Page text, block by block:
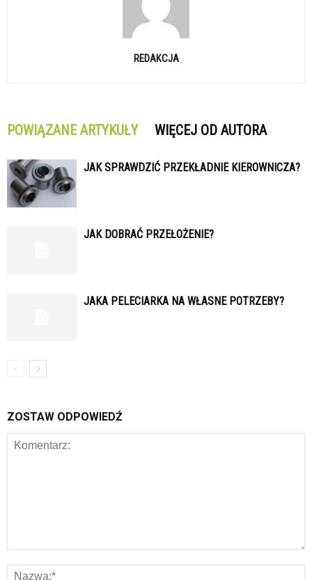
REDAKCJA
POWIĄZANE ARTYKUŁY WIĘCEJ OD AUTORA
JAK SPRAWDZIĆ PRZEKŁADNIE KIEROWNICZA?
JAK DOBRAĆ PRZEŁOŻENIE?
JAKA PELECIARKA NA WŁASNE POTRZEBY?
ZOSTAW ODPOWIEDŹ